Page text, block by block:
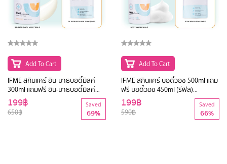
Add To Cart
IFME สกินแคร์ อิน-บาธบอดี้มิลค์
300ml แถมฟรี อิน-บาธบอดี้มิลค์
250ml (รีฟิล) EXP:14.01.27
650฿
199฿ Saved
69%
Add To Cart
IFME สกินแคร์ บอดี้วอช 500ml แถม
ฟรี บอดี้วอช 450ml (รีฟิล)
EXP:24.10.26
590฿
199฿ Saved
66%